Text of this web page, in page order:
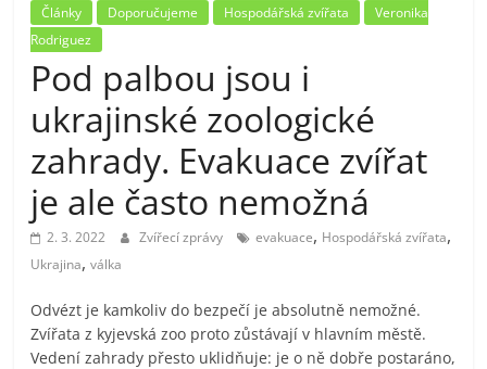
Články Doporučujeme Hospodářská zvířata
Veronika
Rodriguez
Pod palbou jsou i
ukrajinské zoologické
zahrady. Evakuace zvířat
je ale často nemožná
2. 3. 2022 Zvířecí zprávy evakuace, Hospodářská zvířata,
Ukrajina,válka
Odvézt je kamkoliv do bezpečí je absolutně nemožné.
Zvířata z kyjevská zoo proto zůstávají v hlavním městě.
Vedení zahrady přesto uklidňuje: je o ně dobře postaráno,